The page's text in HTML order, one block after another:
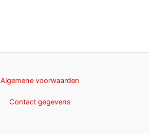
Algemene voorwaarden
Contact gegevens